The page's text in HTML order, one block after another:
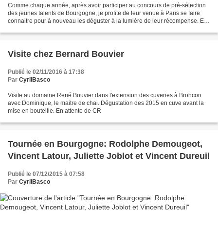
Comme chaque année, après avoir participer au concours de pré-sélection
des jeunes talents de Bourgogne, je profite de leur venue à Paris se faire
connaitre pour à nouveau les déguster à la lumière de leur récompense. En
Visite chez Bernard Bouvier
Publié le 02/11/2016 à 17:38
Par CyrilBasco
Visite au domaine René Bouvier dans l'extension des cuveries à Brohcon
avec Dominique, le maitre de chai. Dégustation des 2015 en cuve avant la
mise en bouteille. En attente de CR
Tournée en Bourgogne: Rodolphe Demougeot,
Vincent Latour, Juliette Joblot et Vincent Dureuil
Publié le 07/12/2015 à 07:58
Par CyrilBasco